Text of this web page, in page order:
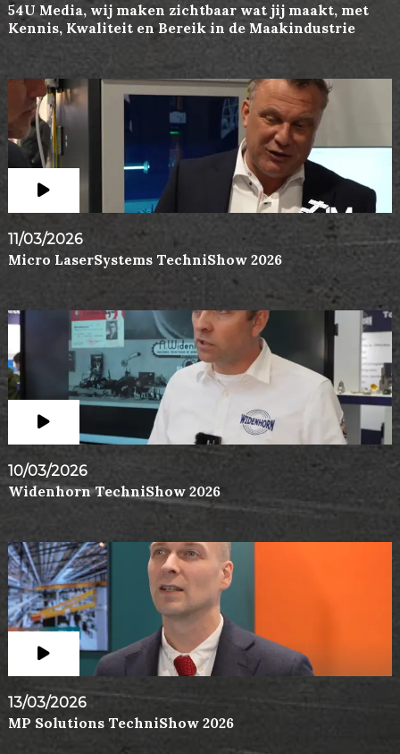
54U Media, wij maken zichtbaar wat jij maakt, met
Kennis, Kwaliteit en Bereik in de Maakindustrie
11/03/2026
Micro LaserSystems TechniShow 2026
10/03/2026
Widenhorn TechniShow 2026
13/03/2026
MP Solutions TechniShow 2026